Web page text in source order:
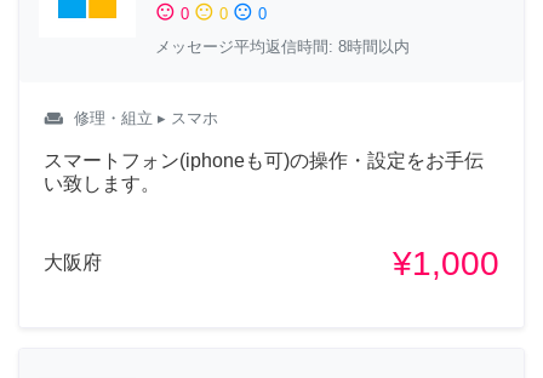
sentiment_satisfied 0 sentiment_neutral 0 sentiment_dissatisfied 0
メッセージ平均返信時間: 8時間以内
weekend 修理・組立 ▸ スマホ
スマートフォン(iphoneも可)の操作・設定をお手伝
い致します。
大阪府 ¥1,000